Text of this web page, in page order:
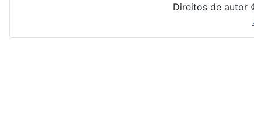
Direitos de autor